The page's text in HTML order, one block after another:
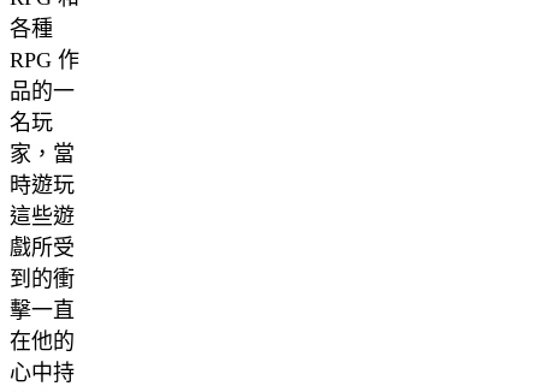
各種
RPG 作
品的一
名玩
家，當
時遊玩
這些遊
戲所受
到的衝
擊一直
在他的
心中持